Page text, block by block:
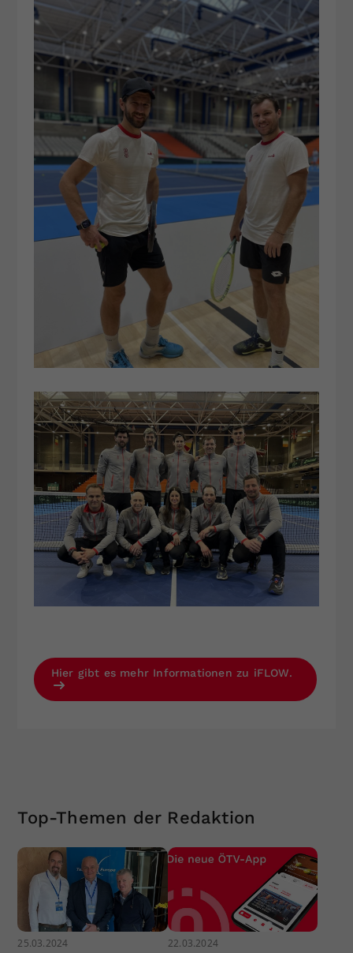
Hier gibt es mehr Informationen zu iFLOW.
Top-Themen der Redaktion
25.03.2024 22.03.2024